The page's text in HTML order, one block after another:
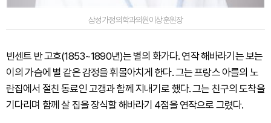
삼성가정의학과의원이상훈원장
빈센트 반 고흐(1853~1890년)는 별의 화가다. 연작 해바라기는 보는
이의 가슴에 별 같은 감정을 휘몰아치게 한다. 그는 프랑스 아를의 노
란집에서 절친 동료인 고갱과 함께 지내기로 했다. 그는 친구의 도착을
기다리며 함께 살 집을 장식할 해바라기 4점을 연작으로 그렸다.